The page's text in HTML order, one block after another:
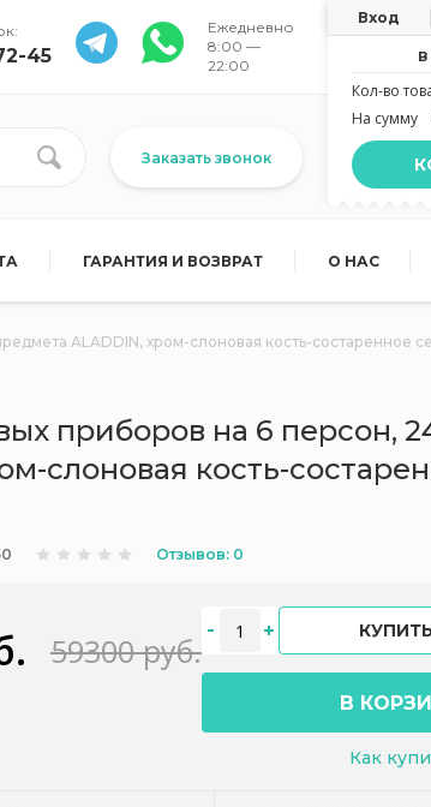
45
Ежедневно
8:00 —
22:00
Вход
Кол-во
На сумму
Заказать звонок
ГАРАНТИЯ И ВОЗВРАТ О НАС
ALADDIN, хром-слоновая кость-состаренное
приборов на 6 персон,
слоновая кость-
Отзывов: 0
59300 руб.
В
Как